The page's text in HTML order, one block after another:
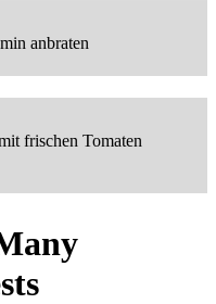
anbraten
frischen Tomaten